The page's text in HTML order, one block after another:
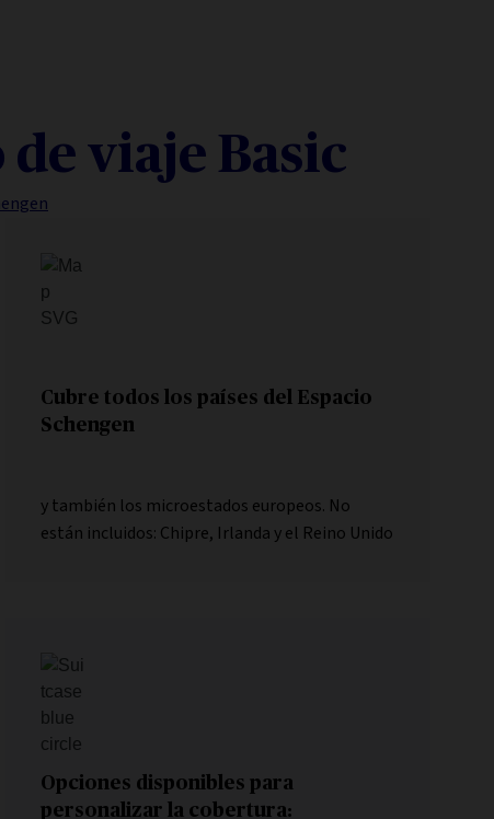
viaje Basic
Cubre todos los países del Espacio
Schengen
y también los microestados europeos. No
están incluidos: Chipre, Irlanda y el Reino Unido
Opciones disponibles para
personalizar la cobertura: